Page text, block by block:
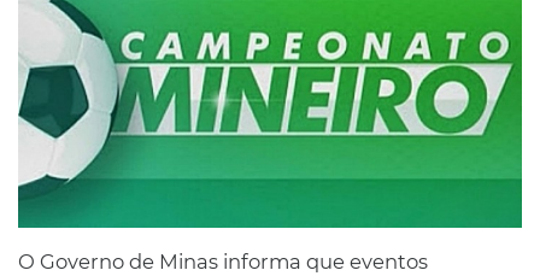
O Governo de Minas informa que eventos